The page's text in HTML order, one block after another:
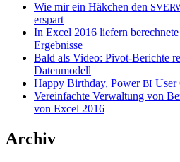
Wie mir ein Häkchen den
erspart
In Excel 2016 liefern
Ergebnisse
Bald als Video: Pivot-Berichte
Datenmodell
Happy Birthday, PowerBI User
Vereinfachte Verwaltung von
von Excel 2016
Archiv